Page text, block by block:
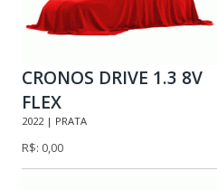
CRONOS DRIVE 1.3 8V
FLEX
2022 | PRATA
R$: 0,00